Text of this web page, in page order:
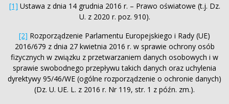
[1] Ustawa z dnia 14 grudnia 2016 r. – Prawo oświatowe (t.j. Dz.
U. z 2020 r. poz. 910).
[2] Rozporządzenie Parlamentu Europejskiego i Rady (UE)
2016/679 z dnia 27 kwietnia 2016 r. w sprawie ochrony osób
fizycznych w związku z przetwarzaniem danych osobowych i w
sprawie swobodnego przepływu takich danych oraz uchylenia
dyrektywy 95/46/WE (ogólne rozporządzenie o ochronie danych)
(Dz. U. UE. L. z 2016 r. Nr 119, str. 1 z późn. zm.).